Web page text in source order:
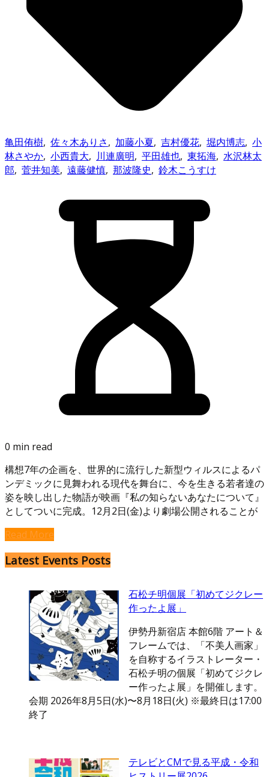
亀田侑樹, 佐々木ありさ, 加藤小夏, 吉村優花, 堀内博志, 小
林さやか, 小西貴大, 川連廣明, 平田雄也, 東拓海, 水沢林太
郎, 菅井知美, 遠藤健慎, 那波隆史, 鈴木こうすけ
0 min read
構想7年の企画を、世界的に流行した新型ウィルスによるパ
ンデミックに見舞われる現代を舞台に、今を生きる若者達の
姿を映し出した物語が映画『私の知らないあなたについて』
としてついに完成。12月2日(金)より劇場公開されることが
Read More
Latest Events Posts
石松チ明個展「初めてジクレー
作ったよ展」
伊勢丹新宿店 本館6階 アート＆
フレームでは、「不美人画家」
を自称するイラストレーター・
石松チ明の個展「初めてジクレ
ー作ったよ展」を開催します。
会期 2026年8月5日(水)〜8月18日(火) ※最終日は17:00
終了
テレビとCMで見る平成・令和